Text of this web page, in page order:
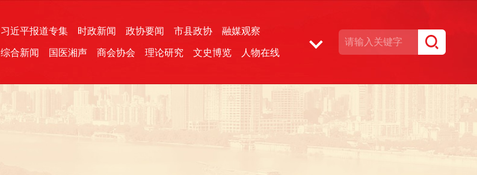
习近平报道专集 时政新闻 政协要闻 市县政协 融媒观察
综合新闻 国医湘声 商会协会 理论研究 文史博览 人物在线